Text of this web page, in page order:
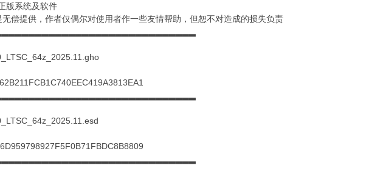
版系统及软件
偿提供，作者仅偶尔对使用者作一些友情帮助，但恕不对造成的损失负责